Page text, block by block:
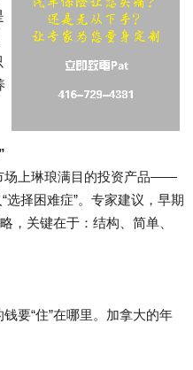
场上琳琅满目的投资产品——
择困难症”。专家建议，早期
，关键在于：结构、简单、
要“住”在哪里。加拿大的年